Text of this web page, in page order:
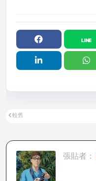
較舊
張貼者：